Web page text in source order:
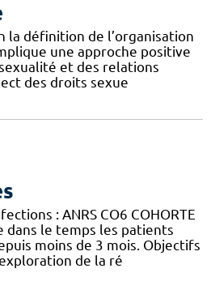
la définition de l’organisation
une approche positive
et des relations
des droits sexue
: ANRS CO6 COHORTE
dans le temps les patients
moins de 3 mois. Objectifs
de la ré